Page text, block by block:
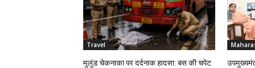
Travel
मुलुंड चेकनाका पर दर्दनाक हादसा: बस की चपेट